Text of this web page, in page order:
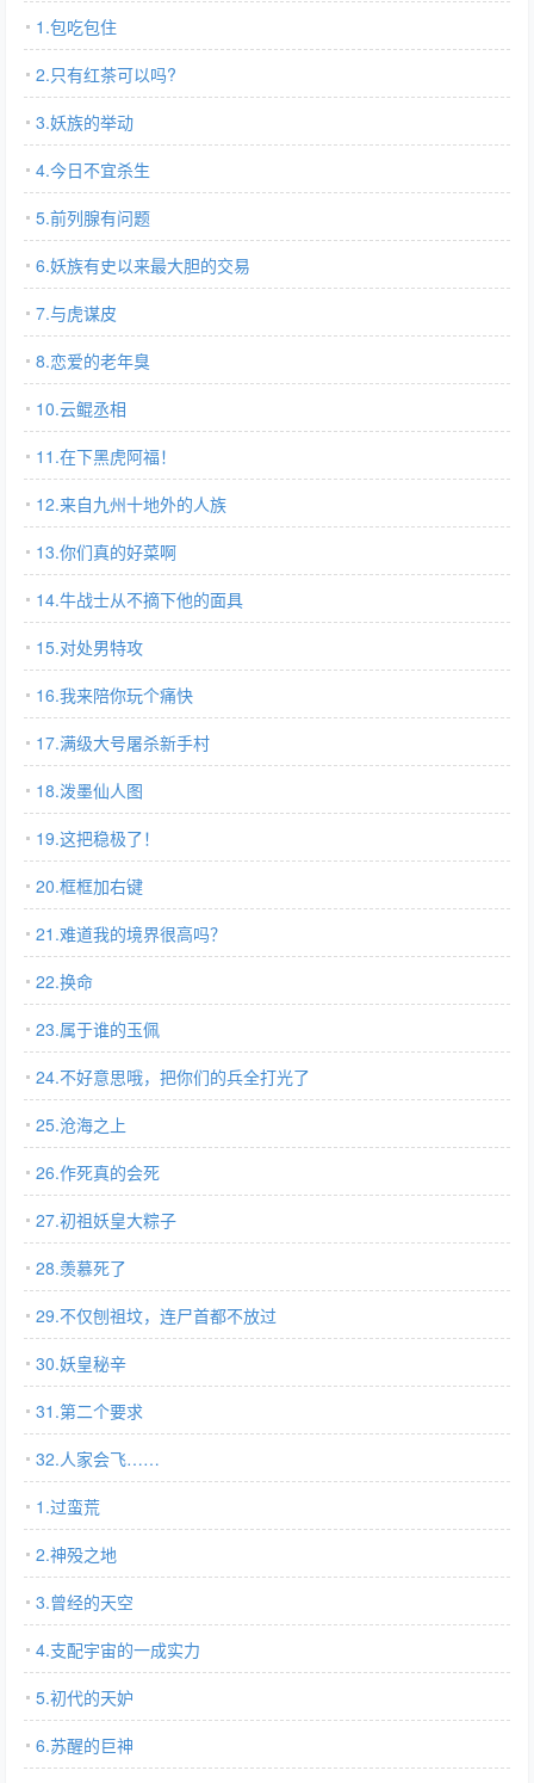
1.包吃包住
2.只有红茶可以吗?
3.妖族的举动
4.今日不宜杀生
5.前列腺有问题
6.妖族有史以来最大胆的交易
7.与虎谋皮
8.恋爱的老年臭
10.云鲲丞相
11.在下黑虎阿福！
12.来自九州十地外的人族
13.你们真的好菜啊
14.牛战士从不摘下他的面具
15.对处男特攻
16.我来陪你玩个痛快
17.满级大号屠杀新手村
18.泼墨仙人图
19.这把稳极了！
20.框框加右键
21.难道我的境界很高吗？
22.换命
23.属于谁的玉佩
24.不好意思哦，把你们的兵全打光了
25.沧海之上
26.作死真的会死
27.初祖妖皇大粽子
28.羡慕死了
29.不仅刨祖坟，连尸首都不放过
30.妖皇秘辛
31.第二个要求
32.人家会飞……
1.过蛮荒
2.神殁之地
3.曾经的天空
4.支配宇宙的一成实力
5.初代的天妒
6.苏醒的巨神